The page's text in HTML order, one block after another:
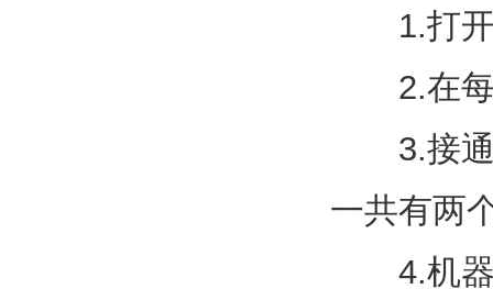
1.打开
2.在每
3.接通
一共有两
4.机器